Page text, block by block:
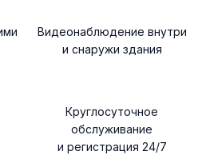
Видеонаблюдение внутри
и снаружи здания
Круглосуточное
обслуживание
и регистрация 24/7